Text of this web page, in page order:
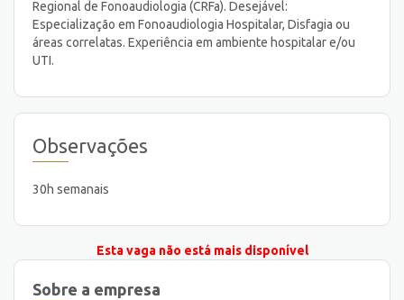
Regional de Fonoaudiologia (CRFa). Desejável:
Especialização em Fonoaudiologia Hospitalar, Disfagia ou
áreas correlatas. Experiência em ambiente hospitalar e/ou
UTI.
Observações
30h semanais
Esta vaga não está mais disponível
Sobre a empresa